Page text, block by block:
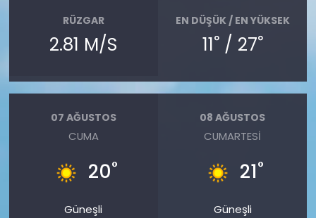
RÜZGAR
2.81 M/S
EN DÜŞÜK / EN YÜKSEK
11°/ 27°
07 AĞUSTOS
CUMA
20°
Güneşli
08 AĞUSTOS
CUMARTESI
21°
Güneşli